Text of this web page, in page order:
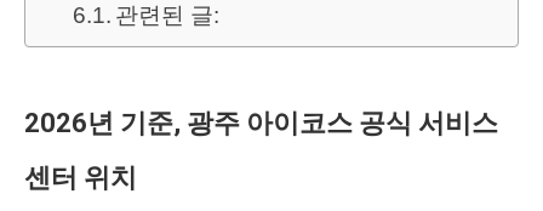
관련된 글:
2026년 기준, 광주 아이코스 공식 서비스
센터 위치